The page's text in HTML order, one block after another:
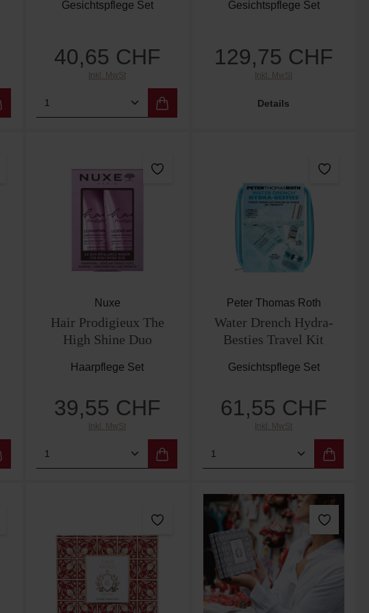
ein oder benutze die Schaltflächen um die
den gewünschten Wert ein oder benutze die
Gesichtspflege Set
Regulärer Preis:
40,65 CHF
Inkl. MwSt
Produkt Anzahl: Gib den gewünschten Wert
Gesichtspflege Set
Regulärer Preis:
129,75 CHF
Inkl. MwSt
Details
ein oder benutze die Schaltflächen um die
den gewünschten Wert ein oder benutze die
Nuxe
Hair Prodigieux The
High Shine Duo
Haarpflege Set
Regulärer Preis:
39,55 CHF
Inkl. MwSt
Produkt Anzahl: Gib den gewünschten Wert
Peter Thomas Roth
Water Drench Hydra-
Besties Travel Kit
Gesichtspflege Set
Regulärer Preis:
61,55 CHF
Inkl. MwSt
Produkt Anzahl: Gib